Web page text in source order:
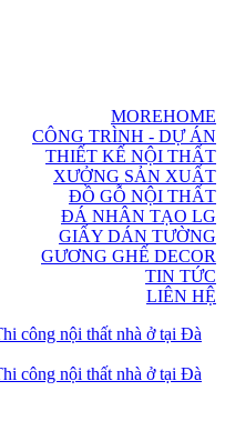
MOREHOME
CÔNG TRÌNH - DỰ ÁN
THIẾT KẾ NỘI THẤT
XƯỞNG SẢN XUẤT
ĐỒ GỖ NỘI THẤT
ĐÁ NHÂN TẠO LG
GIẤY DÁN TƯỜNG
GƯƠNG GHẾ DECOR
TIN TỨC
LIÊN HỆ